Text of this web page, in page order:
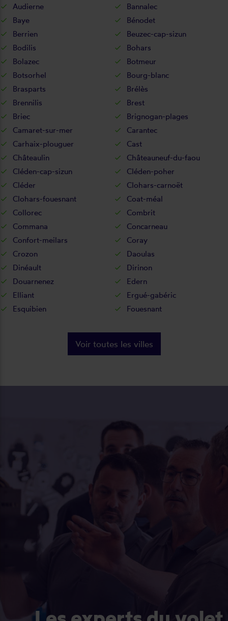
Audierne
Bannalec
Baye
Bénodet
Berrien
Beuzec-cap-sizun
Bodilis
Bohars
Bolazec
Botmeur
Botsorhel
Bourg-blanc
Brasparts
Brélès
Brennilis
Brest
Briec
Brignogan-plages
Camaret-sur-mer
Carantec
Carhaix-plouguer
Cast
Châteaulin
Châteauneuf-du-faou
Cléden-cap-sizun
Cléden-poher
Cléder
Clohars-carnoët
Clohars-fouesnant
Coat-méal
Collorec
Combrit
Commana
Concarneau
Confort-meilars
Coray
Crozon
Daoulas
Dinéault
Dirinon
Douarnenez
Edern
Elliant
Ergué-gabéric
Esquibien
Fouesnant
Voir toutes les villes